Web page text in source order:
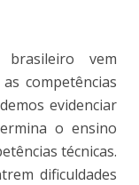
vem
competências
evidenciar
o ensino
técnicas.
dificuldades